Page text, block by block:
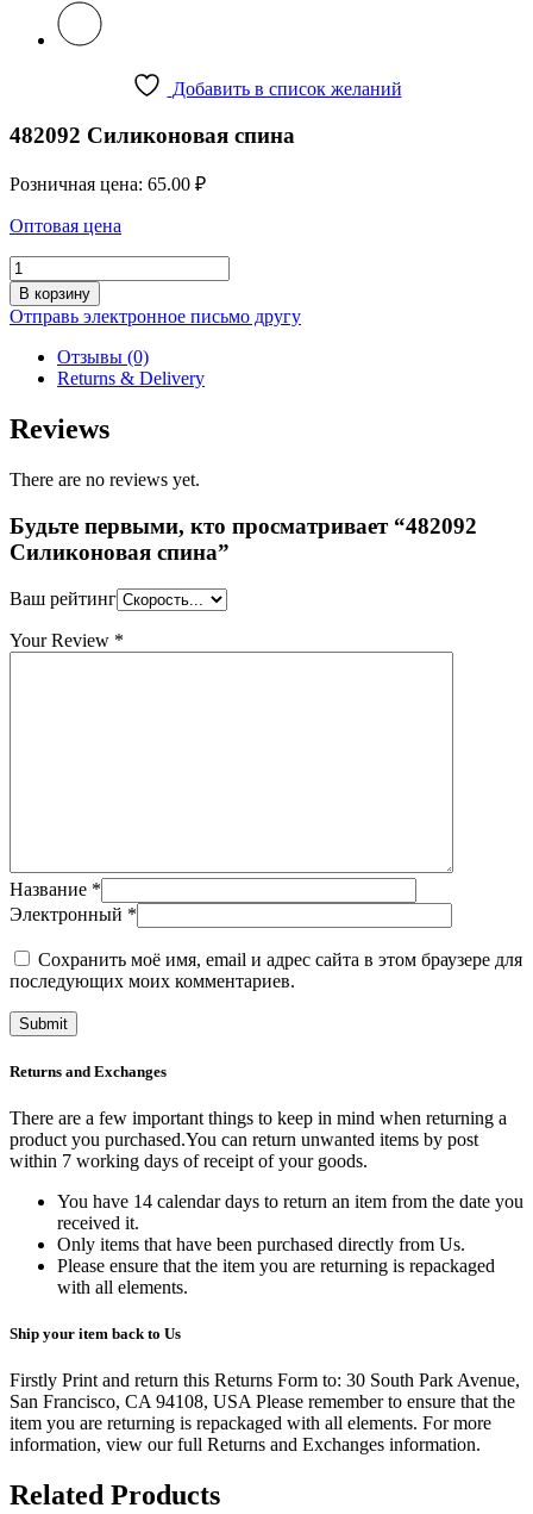
Добавить в список желаний
482092 Силиконовая спина
Розничная цена: 65.00 ₽
Оптовая цена
Количество
товара
482092
Силиконовая
спина
В корзину
Отправь электронное письмо другу
Отзывы (0)
Returns & Delivery
Reviews
There are no reviews yet.
Будьте первыми, кто просматривает “482092
Силиконовая спина”
Ваш рейтинг
Your Review *
Название *
Электронный *
Сохранить моё имя, email и адрес сайта в этом браузере для
последующих моих комментариев.
Returns and Exchanges
There are a few important things to keep in mind when returning a
product you purchased.You can return unwanted items by post
within 7 working days of receipt of your goods.
You have 14 calendar days to return an item from the date you
received it.
Only items that have been purchased directly from Us.
Please ensure that the item you are returning is repackaged
with all elements.
Ship your item back to Us
Firstly Print and return this Returns Form to: 30 South Park Avenue,
San Francisco, CA 94108, USA Please remember to ensure that the
item you are returning is repackaged with all elements. For more
information, view our full Returns and Exchanges information.
Related Products